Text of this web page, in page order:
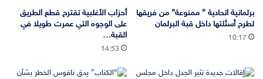
برلمانية اتحادية ” ممنوعة” من فريقها
لطرح أسئلتها داخل قبة البرلمان
10:17
أحزاب الأغلبية تقترح قطع الطريق
على الوجوه التي عمرت طويلا في
القبة…
14:53